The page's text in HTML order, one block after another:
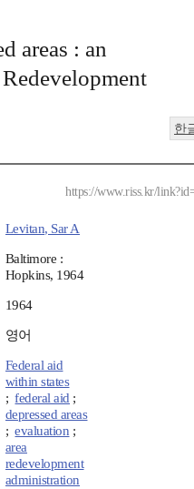
areas : an
한
https://www.riss.kr/
Levitan, Sar A
Baltimore :
Hopkins, 1964
1964
영어
Federal aid
within states
;federal aid ;
depressed areas
;evaluation ;
area
redevelopment
administration